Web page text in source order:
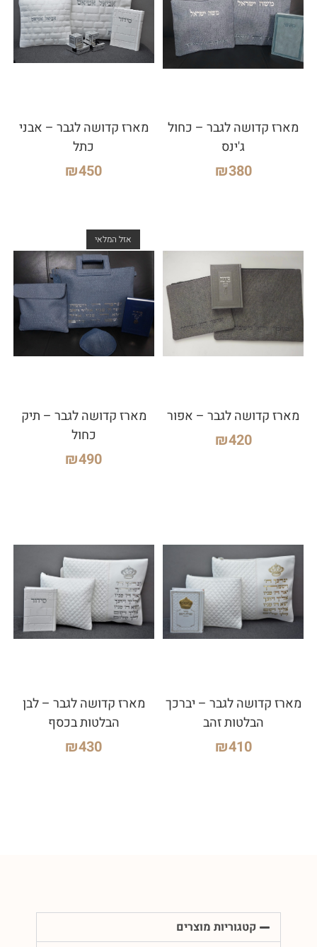
מארז קדושה לגבר – כחול
ג'ינס
₪380
מארז קדושה לגבר – אבני
כתל
₪450
מארז קדושה לגבר – אפור
₪420
אזל המלאי
מארז קדושה לגבר – תיק
כחול
₪490
מארז קדושה לגבר – יברכך
הבלטות זהב
₪410
מארז קדושה לגבר – לבן
הבלטות בכסף
₪430
קטגוריות מוצרים